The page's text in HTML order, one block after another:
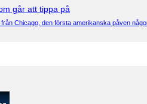
går att tippa på
Chicago, den första amerikanska påven